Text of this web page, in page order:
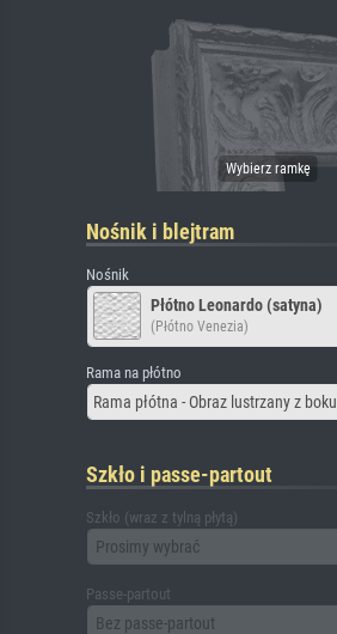
Nośnik i blejtram
Nośnik
Płótno Leonardo (satyna)
(Płótno Venezia)
Rama na płótno
Rama płótna - Obraz lustrzany z boku
Szkło i passe-partout
Szkło (wraz z tylną płytą)
Prosimy wybrać
Passe-partout
Bez passe-partout